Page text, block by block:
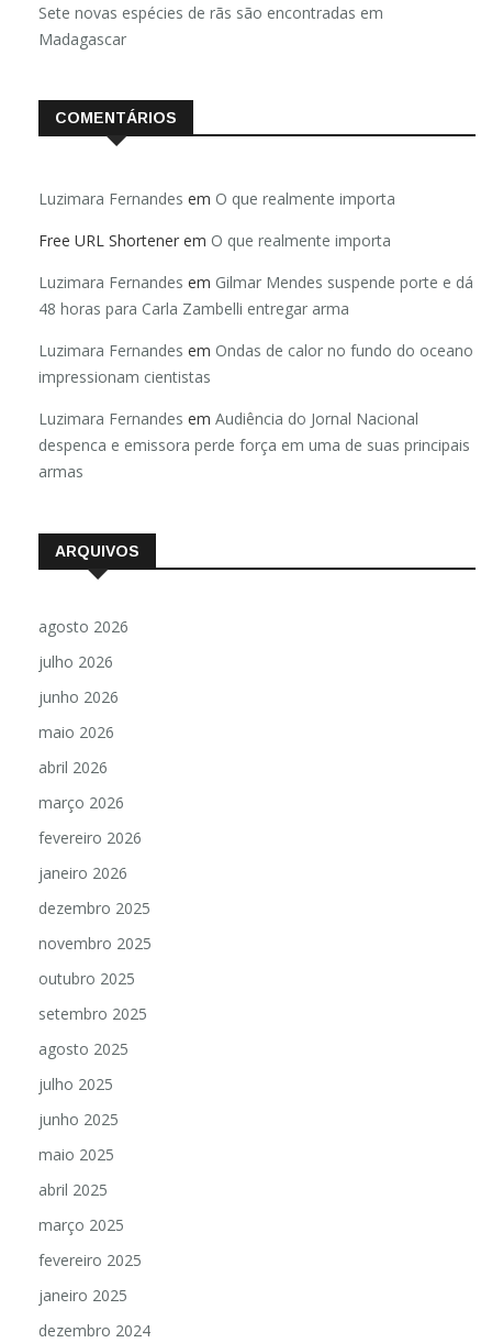
Sete novas espécies de rãs são encontradas em
Madagascar
COMENTÁRIOS
Luzimara Fernandes em O que realmente importa
Free URL Shortener em O que realmente importa
Luzimara Fernandes em Gilmar Mendes suspende porte e dá
48 horas para Carla Zambelli entregar arma
Luzimara Fernandes em Ondas de calor no fundo do oceano
impressionam cientistas
Luzimara Fernandes em Audiência do Jornal Nacional
despenca e emissora perde força em uma de suas principais
armas
ARQUIVOS
agosto 2026
julho 2026
junho 2026
maio 2026
abril 2026
março 2026
fevereiro 2026
janeiro 2026
dezembro 2025
novembro 2025
outubro 2025
setembro 2025
agosto 2025
julho 2025
junho 2025
maio 2025
abril 2025
março 2025
fevereiro 2025
janeiro 2025
dezembro 2024